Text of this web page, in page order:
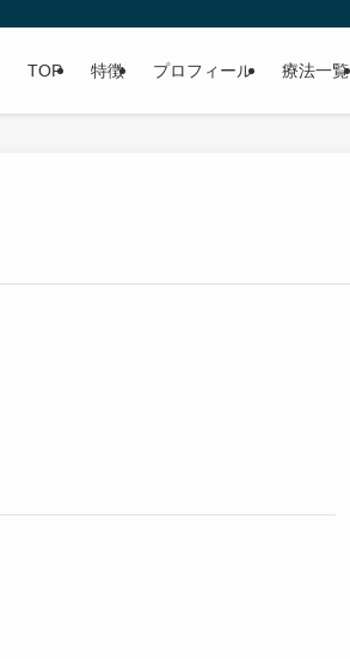
TOP 特徴 プロフィール 療法一覧